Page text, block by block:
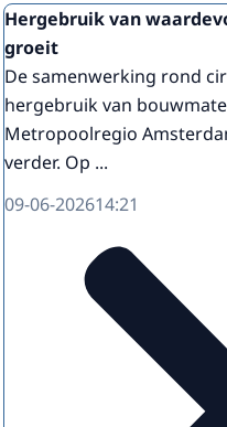
Hergebruik van
groeit
De samenwerking rond
hergebruik van
Metropoolregio
verder. Op ...
09-06-202614:21